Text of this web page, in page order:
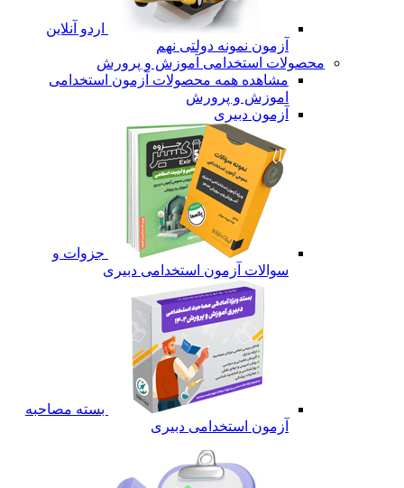
اردو آنلاین
آزمون نمونه دولتی نهم
محصولات استخدامی آموزش و پرورش
مشاهده همه محصولات آزمون استخدامی
اموزش و پرورش
آزمون دبیری
جزوات و
سوالات آزمون استخدامی دبیری
بسته مصاحبه
آزمون استخدامی دبیری